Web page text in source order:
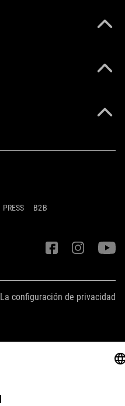
PRESS B2B
La configuración de privacidad